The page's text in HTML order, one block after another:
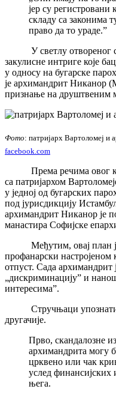
јер су регистровани
складу са законима
право да то ураде.”
У светлу отвореног
закулисне интриге које
у односу на бугарске
је архимандрит Никанор
признање на друштвеним
Фото: патријарх Вартоломеј
facebook.com
Према речима овог
са патријархом
у једној од бугарских
под јурисдикцију
архимандрит Никанор је
манастира Софијске
Међутим, овај план је
профанарски настројеном
отпуст. Сада архимандрит
„дискриминацију” и
интересима”.
Стручњаци упознати са
другачије.
Прво, скандалозне
архимандрита могу
црквено или чак
услед финансијских
њега.